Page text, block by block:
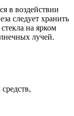
в воздействии
следует хранить
на ярком
лучей.